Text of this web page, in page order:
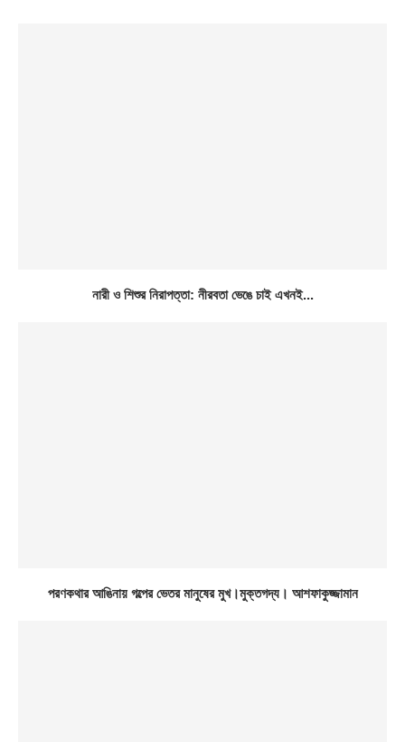
নারী ও শিশুর নিরাপত্তা: নীরবতা ভেঙে চাই এখনই...
পরণকথার আঙিনায় গল্পের ভেতর মানুষের মুখ।মুক্তগদ্য। আশফাকুজ্জামান